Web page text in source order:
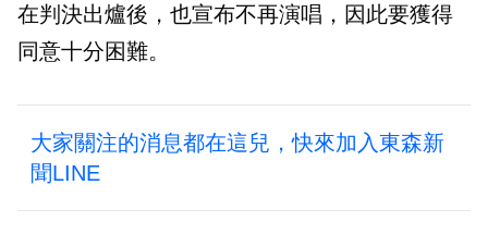
在判決出爐後，也宣布不再演唱，因此要獲得
同意十分困難。
大家關注的消息都在這兒，快來加入東森新
聞LINE